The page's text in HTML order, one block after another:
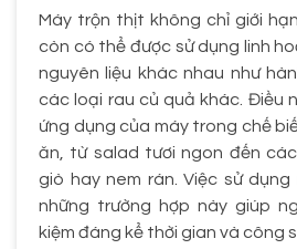
Máy trộn thịt không chỉ giới
còn có thể được sử dụng linh
nguyên liệu khác nhau như
các loại rau củ quả khác. Điều
ứng dụng của máy trong chế
ăn, từ salad tươi ngon đến
giò hay nem rán. Việc sử
những trường hợp này giúp
kiệm đáng kể thời gian và công